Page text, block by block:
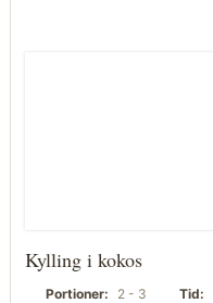
Kylling i kokos
Portioner: 2 - 3 Tid: